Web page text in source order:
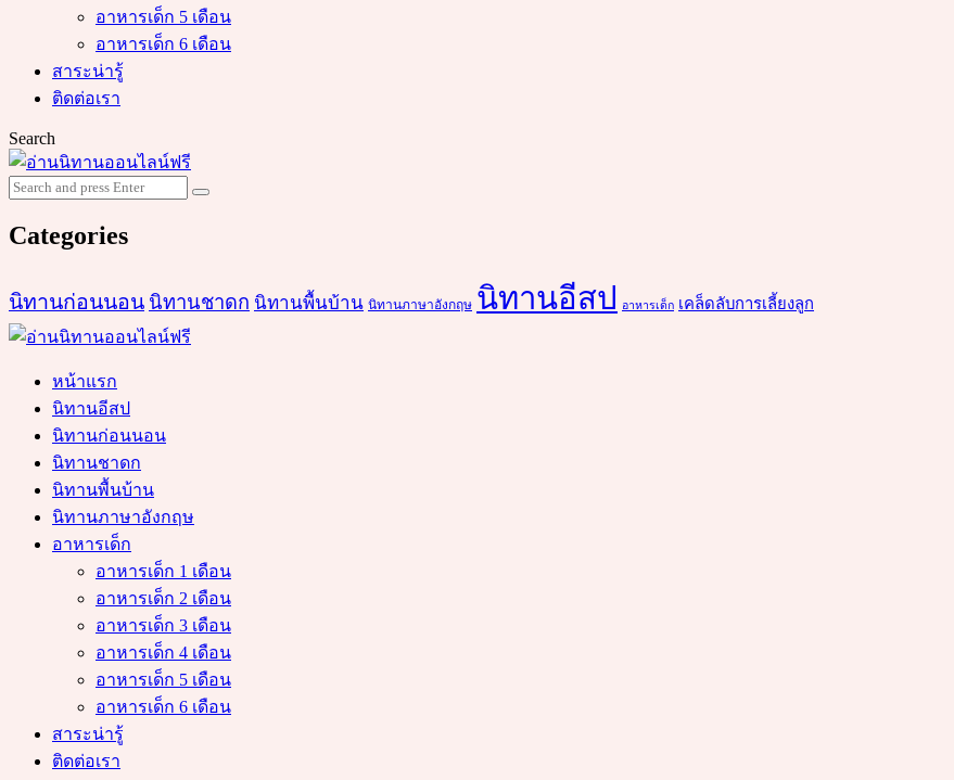
อาหารเด็ก 5 เดือน
อาหารเด็ก 6 เดือน
สาระน่ารู้
ติดต่อเรา
Search
Search
for:
Search
Categories
นิทานก่อนนอน นิทานชาดก นิทานพื้นบ้าน นิทานภาษาอังกฤษ นิทานอีสป อาหารเด็ก เคล็ดลับการเลี้ยงลูก
หน้าแรก
นิทานอีสป
นิทานก่อนนอน
นิทานชาดก
นิทานพื้นบ้าน
นิทานภาษาอังกฤษ
อาหารเด็ก
อาหารเด็ก 1 เดือน
อาหารเด็ก 2 เดือน
อาหารเด็ก 3 เดือน
อาหารเด็ก 4 เดือน
อาหารเด็ก 5 เดือน
อาหารเด็ก 6 เดือน
สาระน่ารู้
ติดต่อเรา